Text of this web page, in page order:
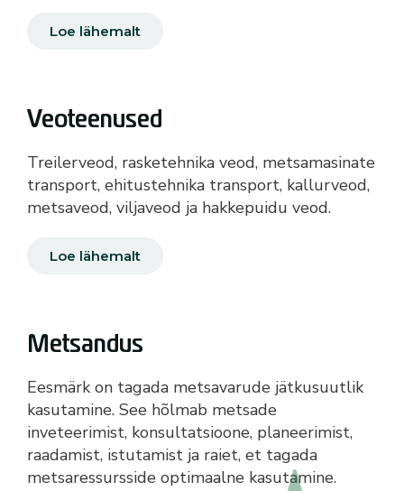
Loe lähemalt
Veoteenused
Treilerveod, rasketehnika veod, metsamasinate
transport, ehitustehnika transport, kallurveod,
metsaveod, viljaveod ja hakkepuidu veod.
Loe lähemalt
Metsandus
Eesmärk on tagada metsavarude jätkusuutlik
kasutamine. See hõlmab metsade
inveteerimist, konsultatsioone, planeerimist,
raadamist, istutamist ja raiet, et tagada
metsaressursside optimaalne kasutamine.